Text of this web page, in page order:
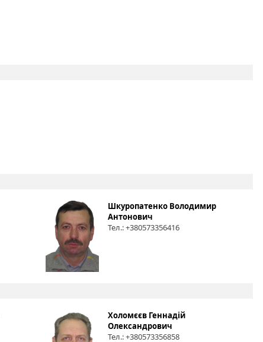
Шкуропатенко Володимир
Антонович
Тел.: +380573356416
Холомєєв Геннадій
Олександрович
Тел.: +380573356858